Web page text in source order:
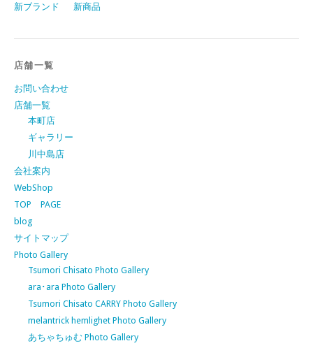
新ブランド
新商品
店舗一覧
お問い合わせ
店舗一覧
本町店
ギャラリー
川中島店
会社案内
WebShop
TOP PAGE
blog
サイトマップ
Photo Gallery
Tsumori Chisato Photo Gallery
ara･ara Photo Gallery
Tsumori Chisato CARRY Photo Gallery
melantrick hemlighet Photo Gallery
あちゃちゅむ Photo Gallery